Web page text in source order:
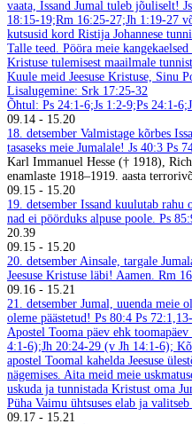
vaata, Issand Jumal tuleb jõuliselt!
18:15-19;Rm 16:25-27;Jh 1:19-27
kutsusid kord Ristija Johannese
Talle teed. Pööra meie
Kristuse tulemisest maailmale
Kuule meid Jeesuse Kristuse, Sinu
Lisalugemine: Srk 17:25-32
Õhtul: Ps 24:1-6;Js 1:2-9;Ps 24:1-
09.14 - 15.20
18. detsember Valmistage kõrbes
tasaseks meie Jumalale! Js 40:3 Ps
Karl Immanuel Hesse († 1918),
enamlaste 1918–1919. aasta
09.15 - 15.20
19. detsember Issand kuulutab rahu
nad ei pöörduks alpuse poole. Ps
20.39
09.15 - 15.20
20. detsember Ainsale, targale
Jeesuse Kristuse läbi! Aamen. Rm
09.16 - 15.21
21. detsember Jumal, uuenda meie
oleme päästetud! Ps 80:4 Ps
Apostel Tooma päev ehk toomapäev
4:1-6);Jh 20:24-29 (v Jh 14:1-6);
apostel Toomal kahelda Jeesuse
nägemises. Aita meid meie
uskuda ja tunnistada Kristust oma
Püha Vaimu ühtsuses elab ja
09.17 - 15.21